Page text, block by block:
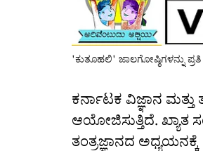
'ಕುತೂಹಲಿ' ಜಾಲಗೋಷ್ಠಿಗಳನ್ನು
ಕರ್ನಾಟಕ ವಿಜ್ಞಾನ
ಆಯೋಜಿಸುತ್ತಿದೆ. ಖ್ಯಾತ
ತಂತ್ರಜ್ಞಾನದ